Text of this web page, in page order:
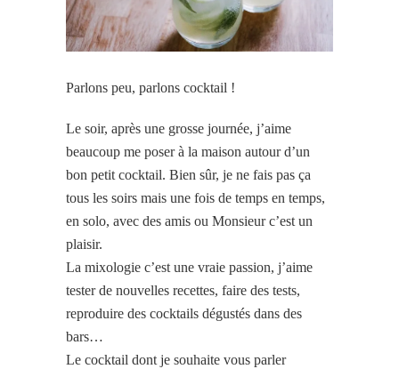
Parlons peu, parlons cocktail !
Le soir, après une grosse journée, j’aime
beaucoup me poser à la maison autour d’un
bon petit cocktail. Bien sûr, je ne fais pas ça
tous les soirs mais une fois de temps en temps,
en solo, avec des amis ou Monsieur c’est un
plaisir.
La mixologie c’est une vraie passion, j’aime
tester de nouvelles recettes, faire des tests,
reproduire des cocktails dégustés dans des
bars…
Le cocktail dont je souhaite vous parler